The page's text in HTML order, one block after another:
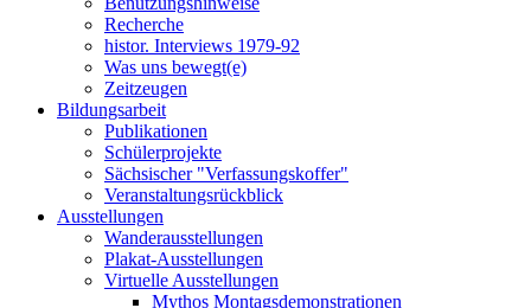
Recherche
histor. Interviews 1979-92
Was uns bewegt(e)
Zeitzeugen
Bildungsarbeit
Publikationen
Schülerprojekte
Sächsischer "Verfassungskoffer"
Veranstaltungsrückblick
Ausstellungen
Wanderausstellungen
Plakat-Ausstellungen
Virtuelle Ausstellungen
Mythos Montagsdemonstrationen